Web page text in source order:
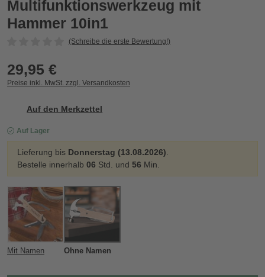
Multifunktionswerkzeug mit
Hammer 10in1
(Schreibe die erste Bewertung!)
29,95 €
Preise inkl. MwSt. zzgl. Versandkosten
Auf den Merkzettel
Auf Lager
Lieferung bis Donnerstag (13.08.2026).
Bestelle innerhalb 06 Std. und 56 Min.
Mit Namen Ohne Namen